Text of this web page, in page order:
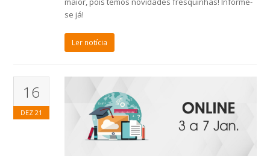
se já!
Ler notícia
16
DEZ 21